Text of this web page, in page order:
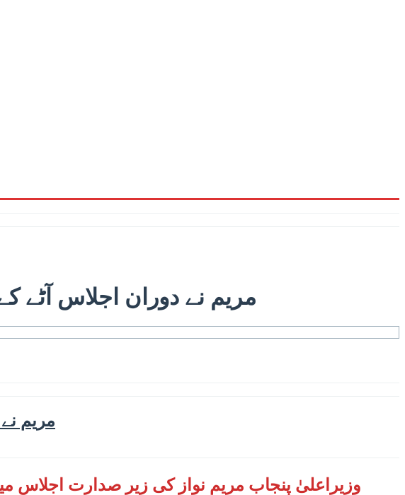
مریم نے دوران اجلاس آٹے
مریم
وزیراعلیٰ پنجاب مریم نواز کی زیر صدارت اجلاس